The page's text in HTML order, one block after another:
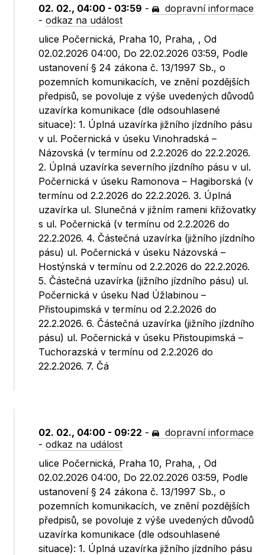
02. 02., 04:00 - 03:59 -
dopravní informace
-odkaz na událost
ulice Počernická, Praha 10, Praha, , Od
02.02.2026 04:00, Do 22.02.2026 03:59, Podle
ustanovení § 24 zákona č. 13/1997 Sb., o
pozemních komunikacích, ve znění pozdějších
předpisů, se povoluje z výše uvedených důvodů
uzavírka komunikace (dle odsouhlasené
situace): 1. Úplná uzavírka jižního jízdního pásu
v ul. Počernická v úseku Vinohradská –
Názovská (v termínu od 2.2.2026 do 22.2.2026.
2. Úplná uzavírka severního jízdního pásu v ul.
Počernická v úseku Ramonova – Hagiborská (v
termínu od 2.2.2026 do 22.2.2026. 3. Úplná
uzavírka ul. Slunečná v jižním rameni křižovatky
s ul. Počernická (v termínu od 2.2.2026 do
22.2.2026. 4. Částečná uzavírka (jižního jízdního
pásu) ul. Počernická v úseku Názovská –
Hostýnská v termínu od 2.2.2026 do 22.2.2026.
5. Částečná uzavírka (jižního jízdního pásu) ul.
Počernická v úseku Nad Úžlabinou –
Přistoupimská v termínu od 2.2.2026 do
22.2.2026. 6. Částečná uzavírka (jižního jízdního
pásu) ul. Počernická v úseku Přistoupimská –
Tuchorazská v termínu od 2.2.2026 do
22.2.2026. 7. Čá
02. 02., 04:00 - 09:22 -
dopravní informace
-odkaz na událost
ulice Počernická, Praha 10, Praha, , Od
02.02.2026 04:00, Do 22.02.2026 03:59, Podle
ustanovení § 24 zákona č. 13/1997 Sb., o
pozemních komunikacích, ve znění pozdějších
předpisů, se povoluje z výše uvedených důvodů
uzavírka komunikace (dle odsouhlasené
situace): 1. Úplná uzavírka jižního jízdního pásu